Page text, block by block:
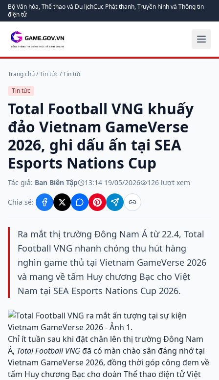
Bộ Văn hóa, Thể thao và Du lịchCục Phát thanh, Truyền hình và Thông tin
điện tử
Trang chủ/Tin tức/Tin tức
Tin tức
Total Football VNG khuấy
đảo Vietnam GameVerse
2026, ghi dấu ấn tại SEA
Esports Nations Cup
Tác giả: Ban Biên Tập 13:14 19/05/2026 126 lượt xem
Chia sẻ:
Ra mắt thị trường Đông Nam Á từ 22.4, Total
Football VNG nhanh chóng thu hút hàng
nghìn game thủ tại Vietnam GameVerse 2026
và mang về tấm Huy chương Bạc cho Việt
Nam tại SEA Esports Nations Cup 2026.
Chỉ ít tuần sau khi đặt chân lên thị trường Đông Nam
Á, Total Football VNGđã có màn chào sân đáng nhớ tại
Vietnam GameVerse 2026, đồng thời góp công đem về
tấm Huy chương Bạc cho đoàn Thể thao điện tử Việt